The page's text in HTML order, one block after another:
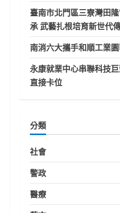
臺南市北門區三寮灣田
承 武藝扎根培育新世代
南消六大攜手和順工業
永康就業中心串聯科技
直接卡位
分類
社會
警政
醫療